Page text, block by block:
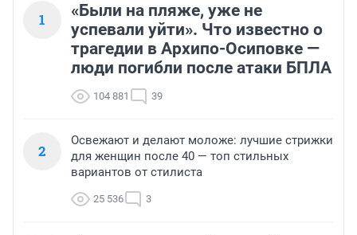
1
«Были на пляже, уже не
успевали уйти». Что известно о
трагедии в Архипо-Осиповке —
люди погибли после атаки БПЛА
104 881 39
2
Освежают и делают моложе: лучшие стрижки
для женщин после 40 — топ стильных
вариантов от стилиста
25 536 3